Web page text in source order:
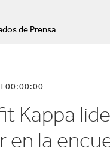
de Prensa
Prensa
Kappa
en la